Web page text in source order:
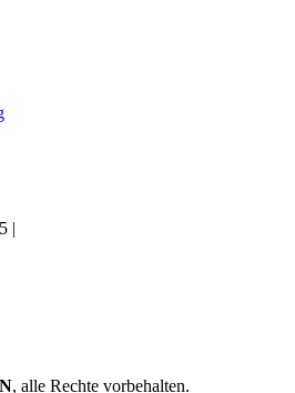
|
, alle Rechte vorbehalten.